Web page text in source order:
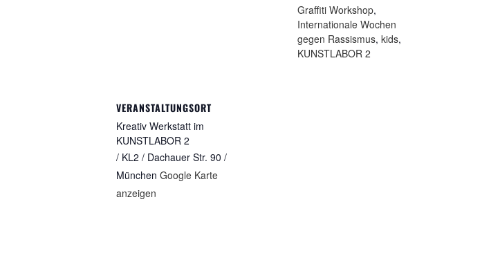
Graffiti Workshop,
Internationale Wochen
gegen Rassismus, kids,
KUNSTLABOR 2
VERANSTALTUNGSORT
Kreativ Werkstatt im
KUNSTLABOR 2
/ KL2 / Dachauer Str. 90 /
München Google Karte
anzeigen